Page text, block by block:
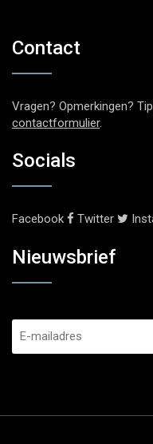
Contact
Vragen? Opmerkingen?
contactformulier.
Socials
Facebook Twitter
Nieuwsbrief